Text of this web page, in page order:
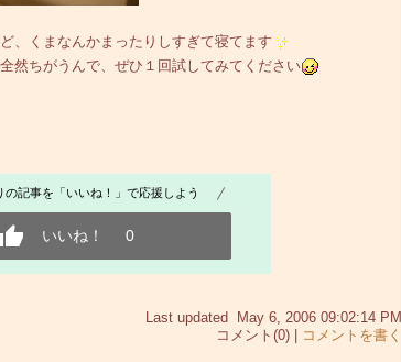
、くまなんかまったりしすぎて寝てます
然ちがうんで、ぜひ１回試してみてください
の記事を「いいね！」で応援しよう
いいね！ 0
Last updated May 6, 2006 09:02:14 PM
コメント(0) |
コメントを書く